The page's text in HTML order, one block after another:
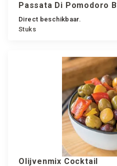
Passata Di Pomodoro
Direct beschikbaar.
Stuks
Olijvenmix Cocktail